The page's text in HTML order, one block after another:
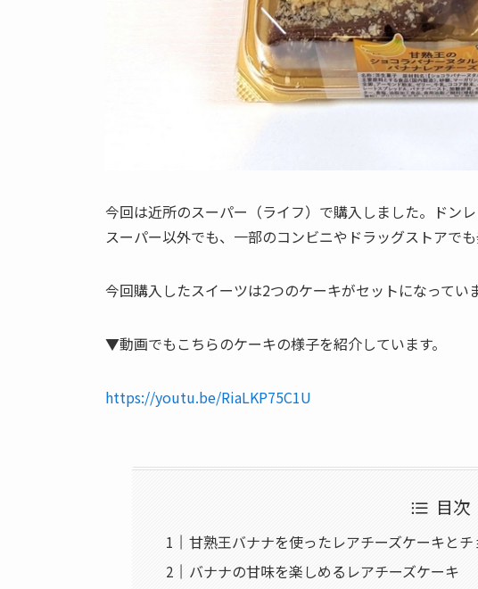
今回は近所のスーパー（ライフ）で購入しました。ドン
スーパー以外でも、一部のコンビニやドラッグストアで
今回購入したスイーツは2つのケーキがセットになっていま
▼動画でもこちらのケーキの様子を紹介しています。
https://youtu.be/RiaLKP75C1U
目次
甘熟王バナナを使ったレアチーズケーキと
バナナの甘味を楽しめるレアチーズケーキ